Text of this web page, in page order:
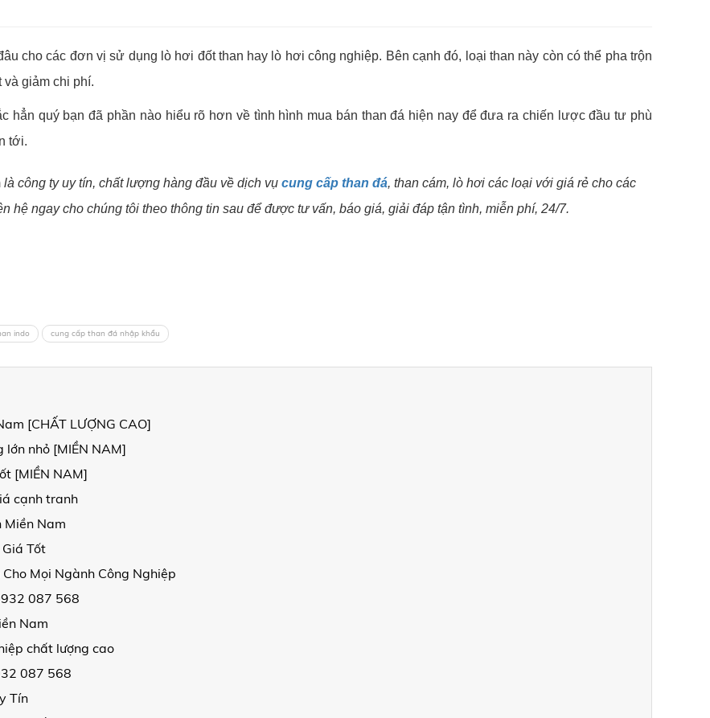
cho các đơn vị sử dụng lò hơi đốt than hay lò hơi công nghiệp. Bên cạnh đó, loại than này còn có thể pha trộn
giảm chi phí.
hẳn quý bạn đã phần nào hiểu rõ hơn về tình hình mua bán than đá hiện nay để đưa ra chiến lược đầu tư phù
tới.
là công ty uy tín, chất lượng hàng đầu về dịch vụ cung cấp than đá, than cám, lò hơi các loại với giá rẻ cho các
hệ ngay cho chúng tôi theo thông tin sau để được tư vấn, báo giá, giải đáp tận tình, miễn phí, 24/7.
indo cung cấp than đá nhập khẩu
[CHẤT LƯỢNG CAO]
nhỏ [MIỀN NAM]
[MIỀN NAM]
cạnh tranh
Miền Nam
Tốt
Mọi Ngành Công Nghiệp
087 568
Nam
chất lượng cao
087 568
Tín